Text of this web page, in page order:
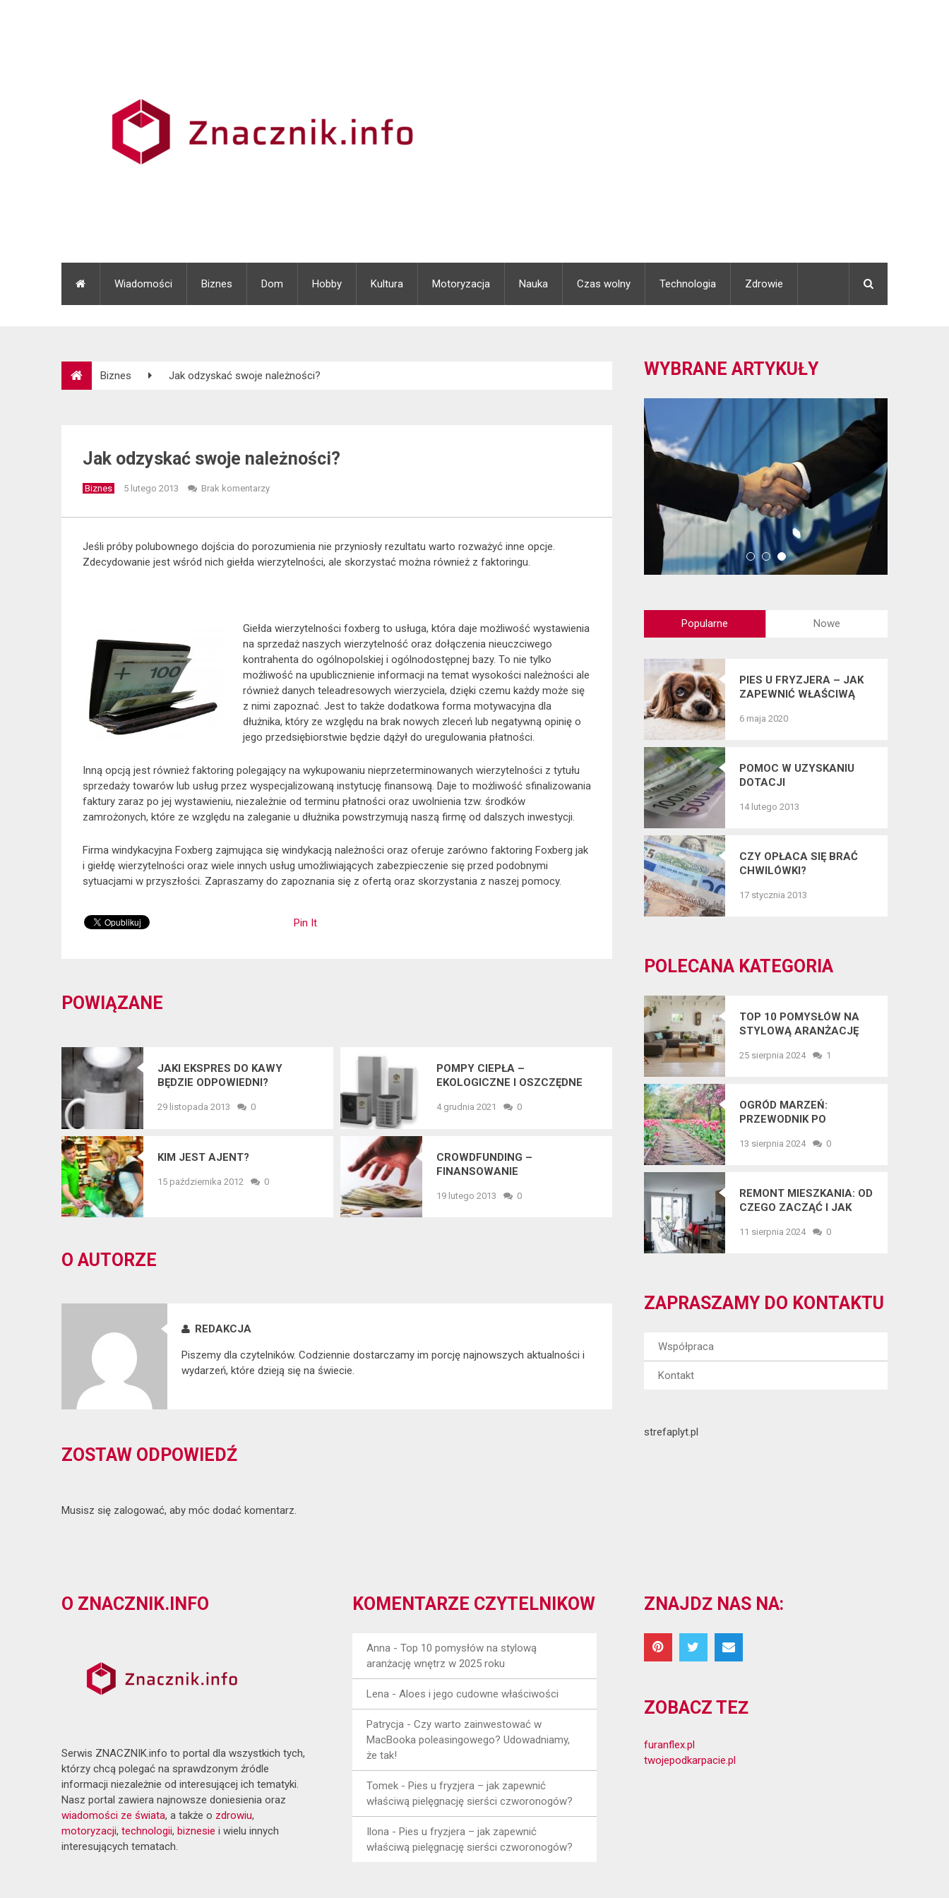
Wiadomości Biznes Dom Hobby Kultura Motoryzacja Nauka Czas wolny Technologia Zdrowie
Biznes Jak odzyskać swoje należności?
Jak odzyskać swoje należności?
Biznes 5 lutego 2013 Brak komentarzy
Jeśli próby polubownego dojścia do porozumienia nie przyniosły rezultatu warto rozważyć inne opcje.
Zdecydowanie jest wśród nich giełda wierzytelności, ale skorzystać można również z faktoringu.
Giełda wierzytelności foxberg to usługa, która daje możliwość wystawienia
na sprzedaż naszych wierzytelność oraz dołączenia nieuczciwego
kontrahenta do ogólnopolskiej i ogólnodostępnej bazy. To nie tylko
możliwość na upublicznienie informacji na temat wysokości należności ale
również danych teleadresowych wierzyciela, dzięki czemu każdy może się
z nimi zapoznać. Jest to także dodatkowa forma motywacyjna dla
dłużnika, który ze względu na brak nowych zleceń lub negatywną opinię o
jego przedsiębiorstwie będzie dążył do uregulowania płatności.
Inną opcją jest również faktoring polegający na wykupowaniu nieprzeterminowanych wierzytelności z tytułu
sprzedaży towarów lub usług przez wyspecjalizowaną instytucję finansową. Daje to możliwość sfinalizowania
faktury zaraz po jej wystawieniu, niezależnie od terminu płatności oraz uwolnienia tzw. środków
zamrożonych, które ze względu na zaleganie u dłużnika powstrzymują naszą firmę od dalszych inwestycji.
Firma windykacyjna Foxberg zajmująca się windykacją należności oraz oferuje zarówno faktoring Foxberg jak
i giełdę wierzytelności oraz wiele innych usług umożliwiających zabezpieczenie się przed podobnymi
sytuacjami w przyszłości. Zapraszamy do zapoznania się z ofertą oraz skorzystania z naszej pomocy.
Pin It
POWIĄZANE
JAKI EKSPRES DO KAWY
BĘDZIE ODPOWIEDNI?
29 listopada 2013 0
POMPY CIEPŁA –
EKOLOGICZNE I OSZCZĘDNE
POZNAĆ
4 grudnia 2021 0
KIM JEST AJENT?
15 października 2012 0
CROWDFUNDING –
FINANSOWANIE
19 lutego 2013 0
O AUTORZE
REDAKCJA
Piszemy dla czytelników. Codziennie dostarczamy im porcję najnowszych aktualności i
wydarzeń, które dzieją się na świecie.
ZOSTAW ODPOWIEDŹ
Musisz się zalogować, aby móc dodać komentarz.
WYBRANE ARTYKUŁY
Popularne Nowe
PIES U FRYZJERA – JAK
ZAPEWNIĆ WŁAŚCIWĄ
CZWORONOGÓW?
6 maja 2020
POMOC W UZYSKANIU
DOTACJI
14 lutego 2013
CZY OPŁACA SIĘ BRAĆ
CHWILÓWKI?
17 stycznia 2013
POLECANA KATEGORIA
TOP 10 POMYSŁÓW NA
STYLOWĄ ARANŻACJĘ
25 sierpnia 2024 1
OGRÓD MARZEŃ:
PRZEWODNIK PO
TRENDACH
13 sierpnia 2024 0
REMONT MIESZKANIA: OD
CZEGO ZACZĄĆ I JAK
11 sierpnia 2024 0
ZAPRASZAMY DO KONTAKTU
Współpraca
Kontakt
strefaplyt.pl
O ZNACZNIK.INFO
Serwis ZNACZNIK.info to portal dla wszystkich tych,
którzy chcą polegać na sprawdzonym źródle
informacji niezależnie od interesującej ich tematyki.
Nasz portal zawiera najnowsze doniesienia oraz
wiadomości ze świata, a także o zdrowiu,
motoryzacji, technologii, biznesie i wielu innych
interesujących tematach.
KOMENTARZE CZYTELNIKÓW
Anna -Top 10 pomysłów na stylową
aranżację wnętrz w 2025 roku
Lena -Aloes i jego cudowne właściwości
Patrycja -Czy warto zainwestować w
MacBooka poleasingowego? Udowadniamy,
że tak!
Tomek -Pies u fryzjera – jak zapewnić
właściwą pielęgnację sierści czworonogów?
Ilona -Pies u fryzjera – jak zapewnić
właściwą pielęgnację sierści czworonogów?
ZNAJDŹ NAS NA:
ZOBACZ TEŻ
furanflex.pl
twojepodkarpacie.pl